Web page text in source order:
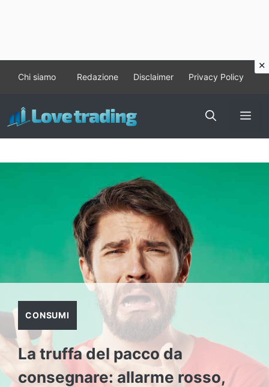
contenuto
Chi siamo Redazione Disclaimer Privacy Policy
CONSUMI
La truffa del pacco da
consegnare: allarme rosso,